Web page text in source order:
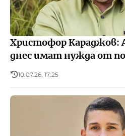
Христофор Караджов:
днес имат нужда от
10.07.26, 17:25